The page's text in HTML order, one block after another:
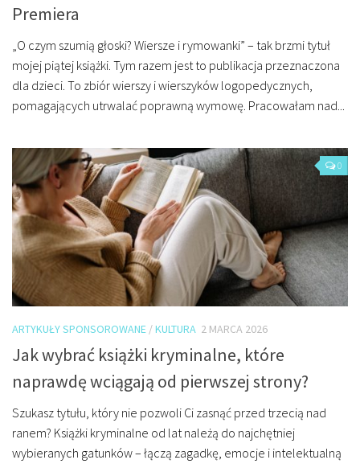
Premiera
„O czym szumią głoski? Wiersze i rymowanki” – tak brzmi tytuł
mojej piątej książki. Tym razem jest to publikacja przeznaczona
dla dzieci. To zbiór wierszy i wierszyków logopedycznych,
pomagających utrwalać poprawną wymowę. Pracowałam nad...
0
ARTYKUŁY SPONSOROWANE /KULTURA 2 MARCA 2026
Jak wybrać książki kryminalne, które
naprawdę wciągają od pierwszej strony?
Szukasz tytułu, który nie pozwoli Ci zasnąć przed trzecią nad
ranem? Książki kryminalne od lat należą do najchętniej
wybieranych gatunków – łączą zagadkę, emocje i intelektualną